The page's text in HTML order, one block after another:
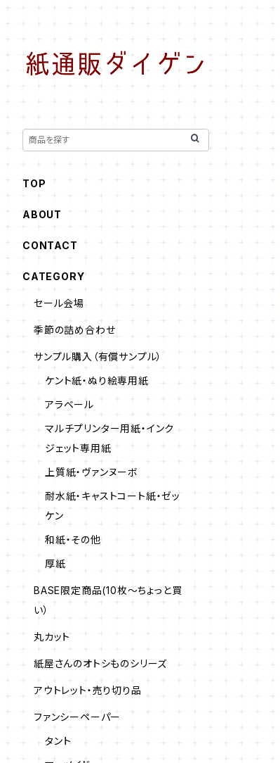
TOP
ABOUT
CONTACT
CATEGORY
セール会場
季節の詰め合わせ
サンプル購入（有償サンプル）
ケント紙・ぬり絵専用紙
アラベール
マルチプリンター用紙・インク
ジェット専用紙
上質紙・ヴァンヌーボ
耐水紙・キャストコート紙・ゼッ
ケン
和紙・その他
厚紙
BASE限定商品(10枚～ちょっと買
い）
丸カット
紙屋さんのオトシものシリーズ
アウトレット・売り切り品
ファンシーペーパー
タント